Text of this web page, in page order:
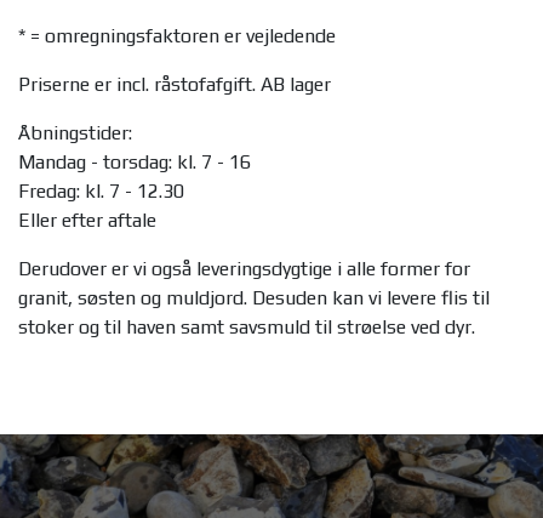
* = omregningsfaktoren er vejledende
Priserne er incl. råstofafgift. AB lager
Åbningstider:
Mandag - torsdag: kl. 7 - 16
Fredag: kl. 7 - 12.30
Eller efter aftale
Derudover er vi også leveringsdygtige i alle former for
granit, søsten og muldjord. Desuden kan vi levere flis til
stoker og til haven samt savsmuld til strøelse ved dyr.